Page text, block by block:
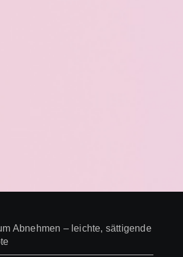
Abnehmen – leichte, sättigende